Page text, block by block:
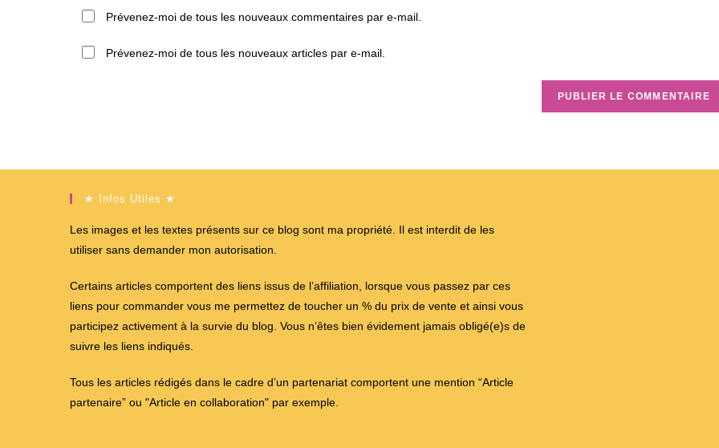
name
username
to
Prévenez-moi de tous les nouveaux commentaires par e-mail.
Prévenez-moi de tous les nouveaux articles par e-mail.
★ Infos Utiles ★
Les images et les textes présents sur ce blog sont ma propriété. Il est interdit de les
utiliser sans demander mon autorisation.
Certains articles comportent des liens issus de l’affiliation, lorsque vous passez par ces
liens pour commander vous me permettez de toucher un % du prix de vente et ainsi vous
participez activement à la survie du blog. Vous n’êtes bien évidement jamais obligé(e)s de
suivre les liens indiqués.
Tous les articles rédigés dans le cadre d’un partenariat comportent une mention “Article
partenaire” ou "Article en collaboration" par exemple.